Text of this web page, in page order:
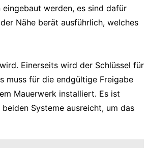
werden, es sind dafür
Nähe berät ausführlich, welches
Einerseits wird der Schlüssel für
muss für die endgültige Freigabe
Mauerwerk installiert. Es ist
Systeme ausreicht, um das